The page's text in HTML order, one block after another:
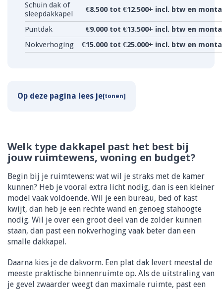
Schuin dak of
sleepdakkapel
€8.500 tot €12.500+ incl. btw en
Puntdak
€9.000 tot €13.500+ incl. btw en
Nokverhoging
€15.000 tot €25.000+ incl. btw en
Op deze pagina lees je
Welk type dakkapel past het best bij
jouw ruimtewens, woning en budget?
Begin bij je ruimtewens: wat wil je straks met de kamer
kunnen? Heb je vooral extra licht nodig, dan is een kleiner
model vaak voldoende. Wil je een bureau, bed of kast
kwijt, dan heb je een rechte wand en genoeg stahoogte
nodig. Wil je over een groot deel van de zolder kunnen
staan, dan past een nokverhoging vaak beter dan een
smalle dakkapel.
Daarna kies je de dakvorm. Een plat dak levert meestal de
meeste praktische binnenruimte op. Als de uitstraling van
je gevel zwaarder weegt dan maximale ruimte, past een